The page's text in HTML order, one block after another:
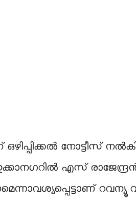
നോട്ടീസ്
എസ്